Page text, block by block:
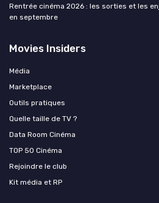
Rentrée cinéma 2026 : les sorties et les
en septembre
Movies Insiders
Média
Marketplace
Outils pratiques
Quelle taille de TV ?
Data Room Cinéma
TOP 50 Cinéma
Rejoindre le club
Kit média et RP